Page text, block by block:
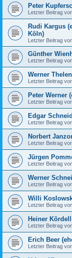
Peter
Letzter Beitrag
Rudi Kargus
Köln)
Letzter Beitrag
Günther
Letzter Beitrag
Werner
Letzter Beitrag
Peter Werner
Letzter Beitrag
Edgar
Letzter Beitrag
Norbert
Letzter Beitrag
Jürgen
Letzter Beitrag
Werner
Letzter Beitrag
Willi
Letzter Beitrag
Heiner
Letzter Beitrag
Erich Beer
Letzter Beitrag